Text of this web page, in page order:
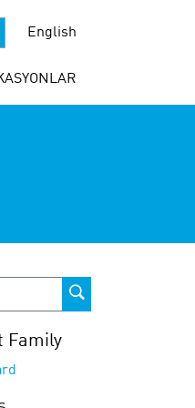
English
Family